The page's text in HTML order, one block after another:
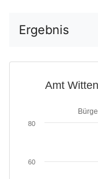
Ergebnis
Amt
60
80